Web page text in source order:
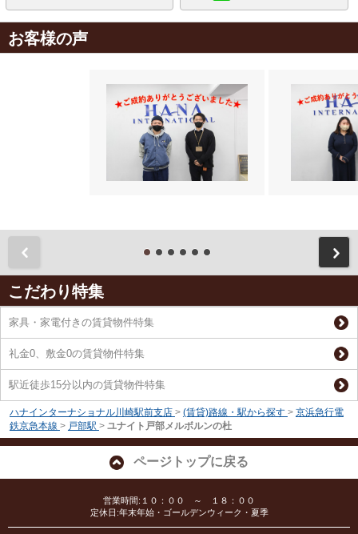
お客様の声
こだわり特集
家具・家電付きの賃貸物件特集
礼金0、敷金0の賃貸物件特集
駅近徒歩15分以内の賃貸物件特集
ハナインターナショナル川崎駅前支店 > (賃貸)路線・駅から探す > 京浜急行電
鉄京急本線 > 戸部駅 > ユナイト戸部メルボルンの杜
ページトップに戻る
営業時間:１０：００ ～ １８：００
定休日:年末年始・ゴールデンウィーク・夏季